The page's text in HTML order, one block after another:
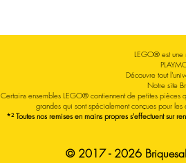
LEGO® est une
Découvre tout
Notre site
Certains ensembles LEGO® contiennent de petites pièces
grandes qui sont spécialement conçues pour les
*² Toutes nos remises en mains propres s'effectuent sur
© 2017 - 2026